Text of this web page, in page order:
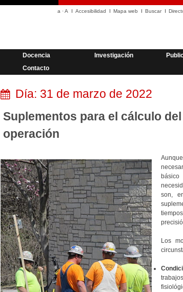
a ·A Accesibilidad Mapa web Buscar
Docencia Investigación
Contacto
Día: 31 de marzo de 2022
Suplementos para el cálculo
operación
son,
Los